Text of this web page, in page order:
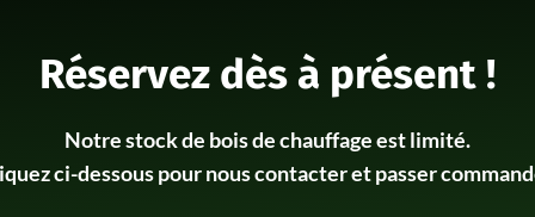
Réservez dès à présent !
Notre stock de bois de chauffage est limité.
ci-dessous pour nous contacter et passer